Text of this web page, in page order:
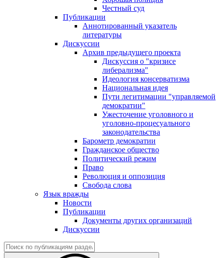
Честный суд
Публикации
Аннотированный указатель
литературы
Дискуссии
Архив предыдущего проекта
Дискуссия о "кризисе
либерализма"
Идеология консерватизма
Национальная идея
Пути легитимации "управляемой
демократии"
Ужесточение уголовного и
уголовно-процесуального
законодательства
Барометр демократии
Гражданское общество
Политический режим
Право
Революция и оппозиция
Свобода слова
Язык вражды
Новости
Публикации
Документы других организаций
Дискуссии